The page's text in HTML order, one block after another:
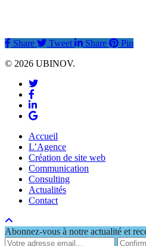
Share Tweet Share
Pin
© 2026 UBINOV.
twitter
facebook
linkedin
google-
Close
Menu
Accueil
L’Agence
Création de site web
Communication
Consulting
Actualités
Contact
Abonnez-vous à notre actualité et